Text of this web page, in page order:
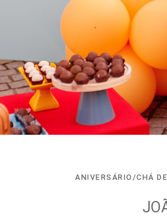
ANIVERSÁRIO/CHÁ